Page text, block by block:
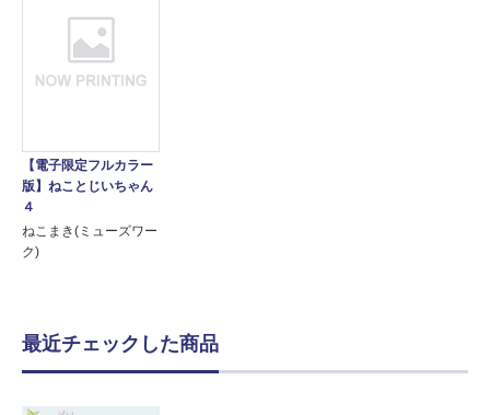
【電子限定フルカラー
版】ねことじいちゃん
４
ねこまき(ミューズワー
ク)
最近チェックした商品